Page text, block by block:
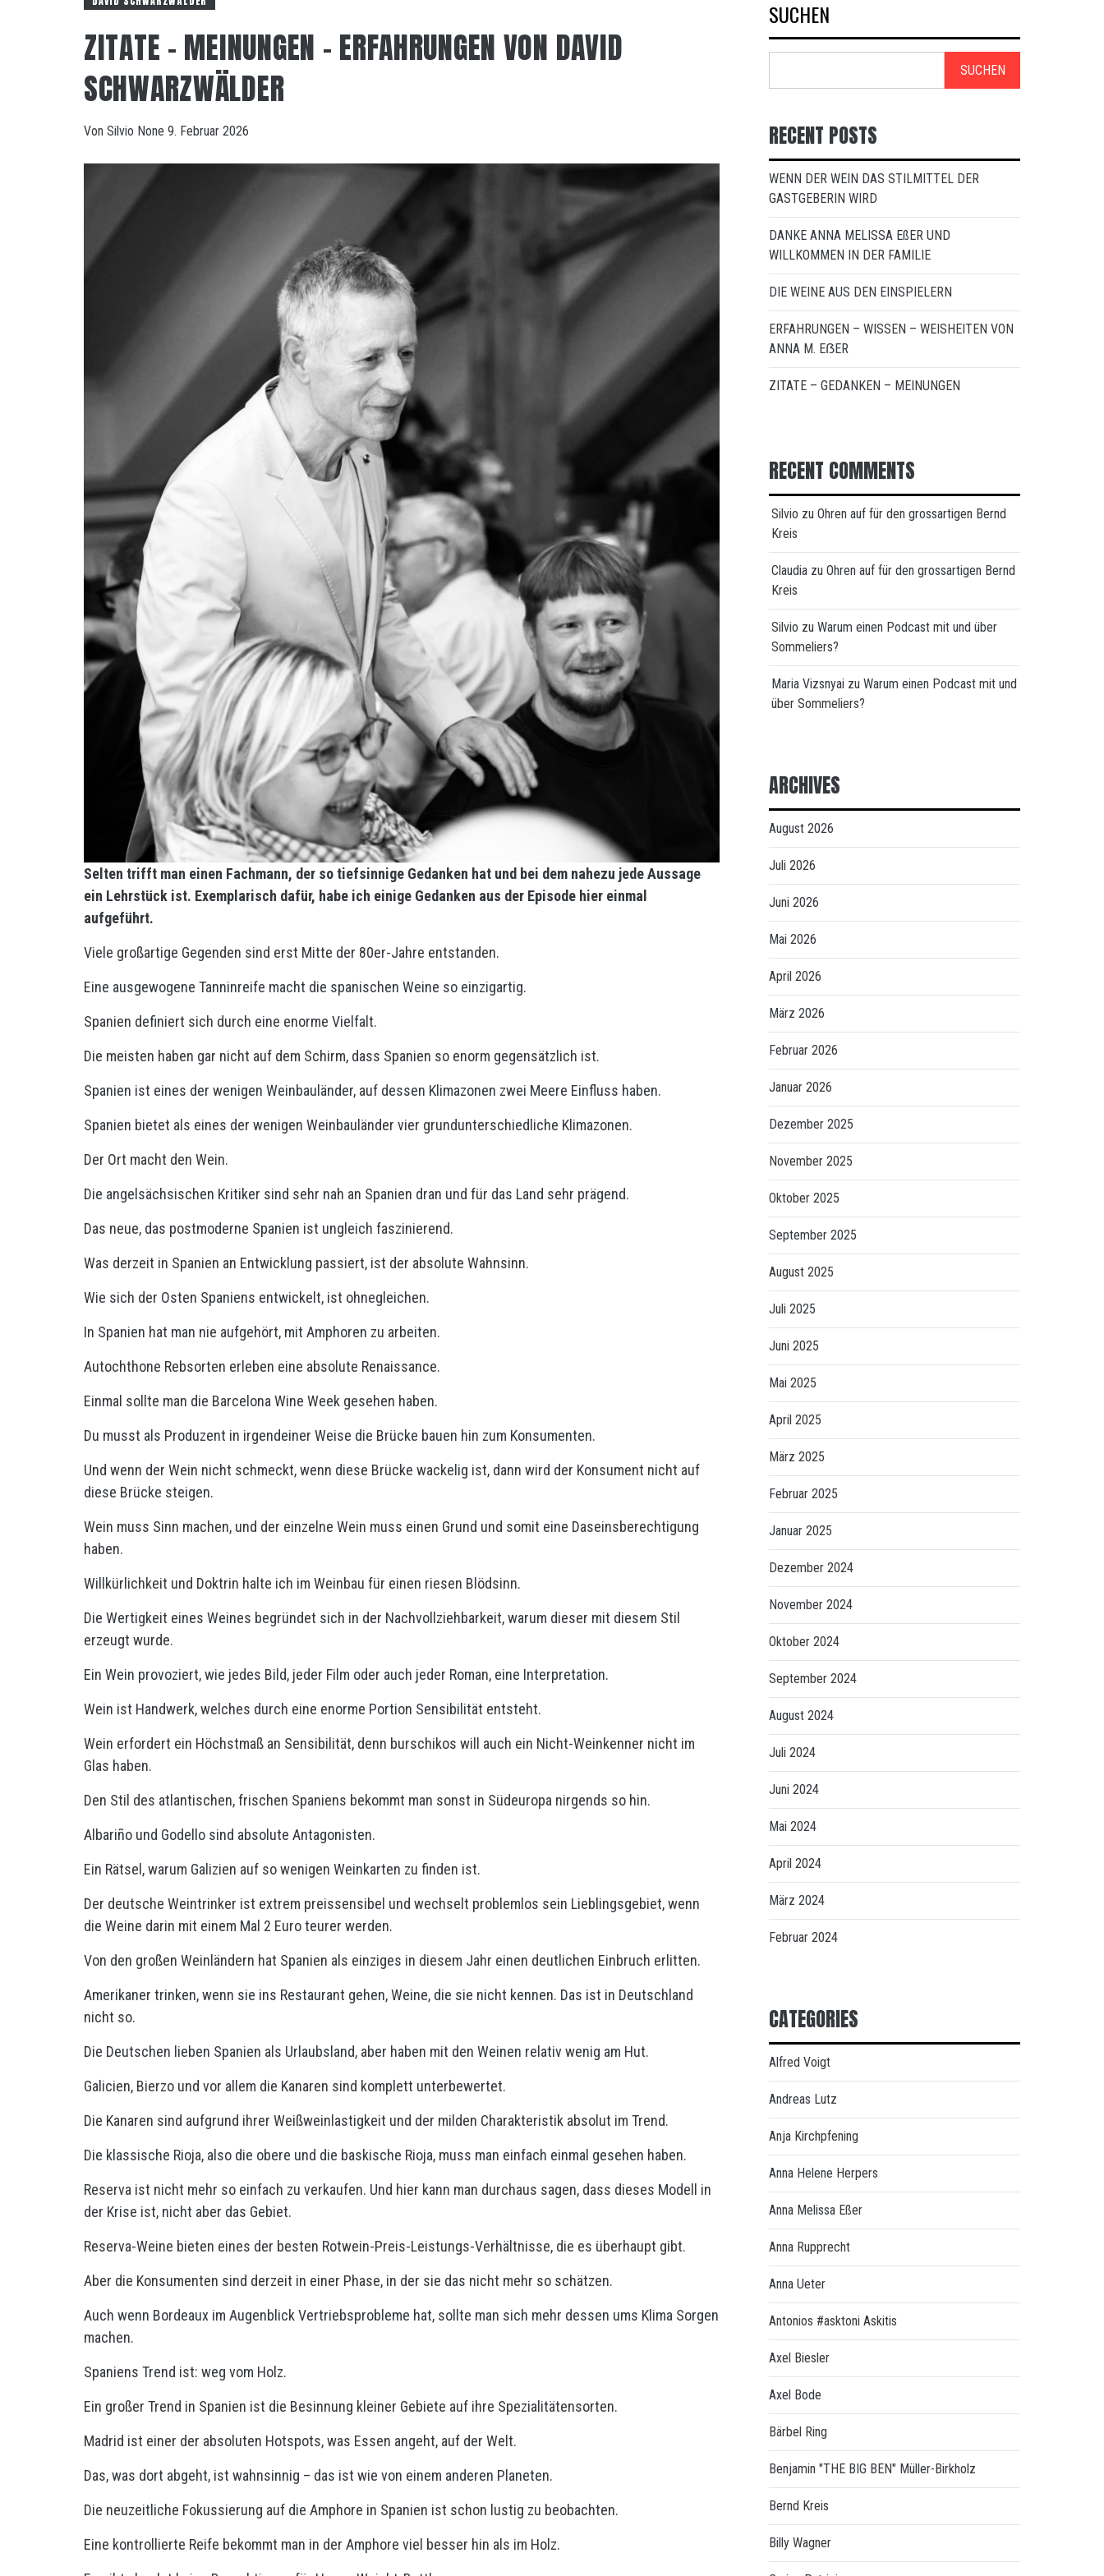
ZITATE – MEINUNGEN – ERFAHRUNGEN VON DAVID
SCHWARZWÄLDER
Von Silvio None 9. Februar 2026
Selten trifft man einen Fachmann, der so tiefsinnige Gedanken hat und bei dem nahezu jede Aussage
ein Lehrstück ist. Exemplarisch dafür, habe ich einige Gedanken aus der Episode hier einmal
aufgeführt.
Viele großartige Gegenden sind erst Mitte der 80er-Jahre entstanden.
Eine ausgewogene Tanninreife macht die spanischen Weine so einzigartig.
Spanien definiert sich durch eine enorme Vielfalt.
Die meisten haben gar nicht auf dem Schirm, dass Spanien so enorm gegensätzlich ist.
Spanien ist eines der wenigen Weinbauländer, auf dessen Klimazonen zwei Meere Einfluss haben.
Spanien bietet als eines der wenigen Weinbauländer vier grundunterschiedliche Klimazonen.
Der Ort macht den Wein.
Die angelsächsischen Kritiker sind sehr nah an Spanien dran und für das Land sehr prägend.
Das neue, das postmoderne Spanien ist ungleich faszinierend.
Was derzeit in Spanien an Entwicklung passiert, ist der absolute Wahnsinn.
Wie sich der Osten Spaniens entwickelt, ist ohnegleichen.
In Spanien hat man nie aufgehört, mit Amphoren zu arbeiten.
Autochthone Rebsorten erleben eine absolute Renaissance.
Einmal sollte man die Barcelona Wine Week gesehen haben.
Du musst als Produzent in irgendeiner Weise die Brücke bauen hin zum Konsumenten.
Und wenn der Wein nicht schmeckt, wenn diese Brücke wackelig ist, dann wird der Konsument nicht auf
diese Brücke steigen.
Wein muss Sinn machen, und der einzelne Wein muss einen Grund und somit eine Daseinsberechtigung
haben.
Willkürlichkeit und Doktrin halte ich im Weinbau für einen riesen Blödsinn.
Die Wertigkeit eines Weines begründet sich in der Nachvollziehbarkeit, warum dieser mit diesem Stil
erzeugt wurde.
Ein Wein provoziert, wie jedes Bild, jeder Film oder auch jeder Roman, eine Interpretation.
Wein ist Handwerk, welches durch eine enorme Portion Sensibilität entsteht.
Wein erfordert ein Höchstmaß an Sensibilität, denn burschikos will auch ein Nicht-Weinkenner nicht im
Glas haben.
Den Stil des atlantischen, frischen Spaniens bekommt man sonst in Südeuropa nirgends so hin.
Albariño und Godello sind absolute Antagonisten.
Ein Rätsel, warum Galizien auf so wenigen Weinkarten zu finden ist.
Der deutsche Weintrinker ist extrem preissensibel und wechselt problemlos sein Lieblingsgebiet, wenn
die Weine darin mit einem Mal 2 Euro teurer werden.
Von den großen Weinländern hat Spanien als einziges in diesem Jahr einen deutlichen Einbruch erlitten.
Amerikaner trinken, wenn sie ins Restaurant gehen, Weine, die sie nicht kennen. Das ist in Deutschland
nicht so.
Die Deutschen lieben Spanien als Urlaubsland, aber haben mit den Weinen relativ wenig am Hut.
Galicien, Bierzo und vor allem die Kanaren sind komplett unterbewertet.
Die Kanaren sind aufgrund ihrer Weißweinlastigkeit und der milden Charakteristik absolut im Trend.
Die klassische Rioja, also die obere und die baskische Rioja, muss man einfach einmal gesehen haben.
Reserva ist nicht mehr so einfach zu verkaufen. Und hier kann man durchaus sagen, dass dieses Modell in
der Krise ist, nicht aber das Gebiet.
Reserva-Weine bieten eines der besten Rotwein-Preis-Leistungs-Verhältnisse, die es überhaupt gibt.
Aber die Konsumenten sind derzeit in einer Phase, in der sie das nicht mehr so schätzen.
Auch wenn Bordeaux im Augenblick Vertriebsprobleme hat, sollte man sich mehr dessen ums Klima Sorgen
machen.
Spaniens Trend ist: weg vom Holz.
Ein großer Trend in Spanien ist die Besinnung kleiner Gebiete auf ihre Spezialitätensorten.
Madrid ist einer der absoluten Hotspots, was Essen angeht, auf der Welt.
Das, was dort abgeht, ist wahnsinnig – das ist wie von einem anderen Planeten.
Die neuzeitliche Fokussierung auf die Amphore in Spanien ist schon lustig zu beobachten.
Eine kontrollierte Reife bekommt man in der Amphore viel besser hin als im Holz.
SUCHEN
SUCHEN
RECENT POSTS
WENN DER WEIN DAS STILMITTEL DER
GASTGEBERIN WIRD
DANKE ANNA MELISSA EßER UND
WILLKOMMEN IN DER FAMILIE
DIE WEINE AUS DEN EINSPIELERN
ERFAHRUNGEN – WISSEN – WEISHEITEN VON
ANNA M. EẞER
ZITATE – GEDANKEN – MEINUNGEN
RECENT COMMENTS
Silvio zu Ohren auf für den grossartigen Bernd
Kreis
Claudia zu Ohren auf für den grossartigen Bernd
Kreis
Silvio zu Warum einen Podcast mit und über
Sommeliers?
Maria Vizsnyai zu Warum einen Podcast mit und
über Sommeliers?
ARCHIVES
August 2026
Juli 2026
Juni 2026
Mai 2026
April 2026
März 2026
Februar 2026
Januar 2026
Dezember 2025
November 2025
Oktober 2025
September 2025
August 2025
Juli 2025
Juni 2025
Mai 2025
April 2025
März 2025
Februar 2025
Januar 2025
Dezember 2024
November 2024
Oktober 2024
September 2024
August 2024
Juli 2024
Juni 2024
Mai 2024
April 2024
März 2024
Februar 2024
CATEGORIES
Alfred Voigt
Andreas Lutz
Anja Kirchpfening
Anna Helene Herpers
Anna Melissa Eßer
Anna Rupprecht
Anna Ueter
Antonios #asktoni Askitis
Axel Biesler
Axel Bode
Bärbel Ring
Benjamin "THE BIG BEN" Müller-Birkholz
Bernd Kreis
Billy Wagner